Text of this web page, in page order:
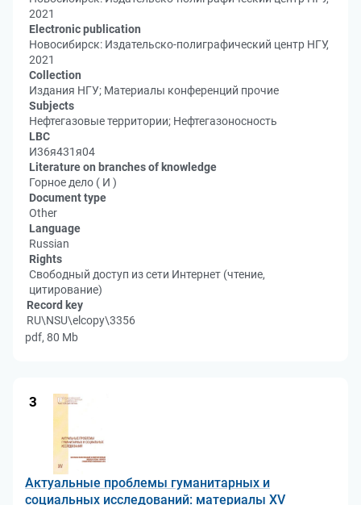
2021
Electronic publication
Новосибирск: Издательско-полиграфический центр НГУ,
2021
Collection
Издания НГУ; Материалы конференций прочие
Subjects
Нефтегазовые территории; Нефтегазоносность
LBC
И36я431я04
Literature on branches of knowledge
Горное дело ( И )
Document type
Other
Language
Russian
Rights
Свободный доступ из сети Интернет (чтение,
цитирование)
Record key
RU\NSU\elcopy\3356
pdf, 80 Mb
3
Актуальные проблемы гуманитарных и
социальных исследований: материалы XV